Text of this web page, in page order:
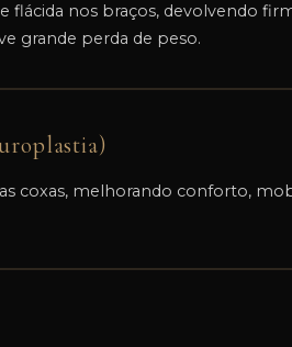
flácida nos braços, devolvendo
grande perda de peso.
coxas, melhorando conforto,